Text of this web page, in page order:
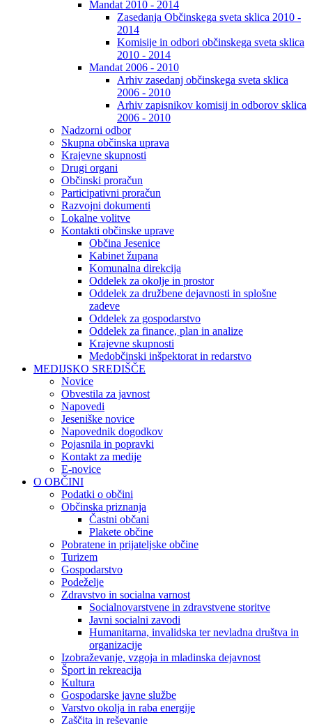
Mandat 2010 - 2014
Zasedanja Občinskega sveta sklica 2010 -
2014
Komisije in odbori občinskega sveta sklica
2010 - 2014
Mandat 2006 - 2010
Arhiv zasedanj občinskega sveta sklica
2006 - 2010
Arhiv zapisnikov komisij in odborov sklica
2006 - 2010
Nadzorni odbor
Skupna občinska uprava
Krajevne skupnosti
Drugi organi
Občinski proračun
Participativni proračun
Razvojni dokumenti
Lokalne volitve
Kontakti občinske uprave
Občina Jesenice
Kabinet župana
Komunalna direkcija
Oddelek za okolje in prostor
Oddelek za družbene dejavnosti in splošne
zadeve
Oddelek za gospodarstvo
Oddelek za finance, plan in analize
Krajevne skupnosti
Medobčinski inšpektorat in redarstvo
MEDIJSKO SREDIŠČE
Novice
Obvestila za javnost
Napovedi
Jeseniške novice
Napovednik dogodkov
Pojasnila in popravki
Kontakt za medije
E-novice
O OBČINI
Podatki o občini
Občinska priznanja
Častni občani
Plakete občine
Pobratene in prijateljske občine
Turizem
Gospodarstvo
Podeželje
Zdravstvo in socialna varnost
Socialnovarstvene in zdravstvene storitve
Javni socialni zavodi
Humanitarna, invalidska ter nevladna društva in
organizacije
Izobraževanje, vzgoja in mladinska dejavnost
Šport in rekreacija
Kultura
Gospodarske javne službe
Varstvo okolja in raba energije
Zaščita in reševanje